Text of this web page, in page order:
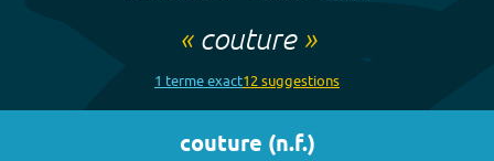
« couture»
1 termeexact12 suggestions
couture (n.f.)